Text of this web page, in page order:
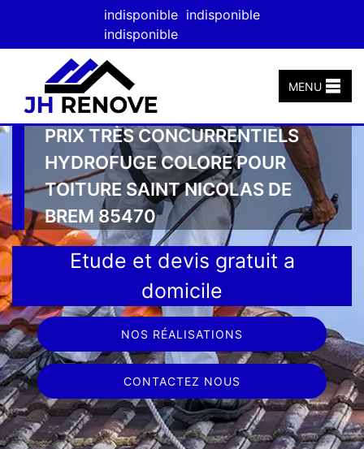
indisponible indisponible
indisponible
MENU
PRIX TRÈS CONCURRENTIELS
HYDROFUGE COLORE POUR
TOITURE SAINT NICOLAS DE
BREM 85470
Etude et devis gratuit a
domicile
NOS RÉALISATIONS
CONTACTEZ NOUS